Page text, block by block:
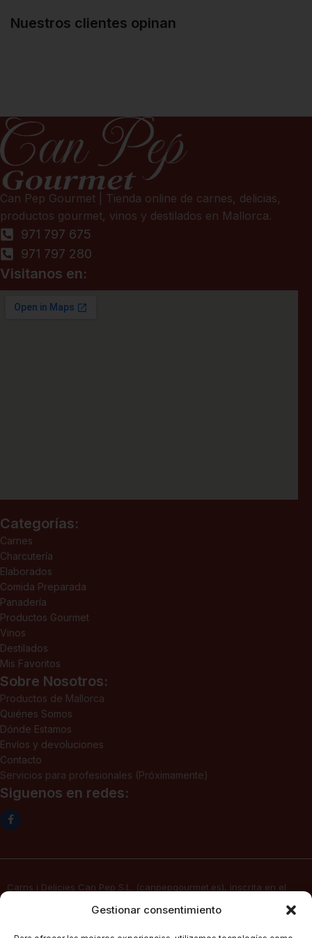
Gestionar consentimiento
Nuestros clientes opinan
Can Pep Gourmet | Tienda online de carnes, delicias,
productos gourmet, vinos y destilados en Mallorca.
971 797 675
971 797 280
Visitanos en:
Categorías:
Carnes
Charcutería
Elaborados
Comida Preparada
Panadería
Productos Gourmet
Vinos
Destilados
Mis Favoritos
Sobre Nosotros:
Productos de Mallorca
Quiénes Somos
Dónde Estamos
Envíos y devoluciones
Contacto
Servicios para profesionales (Próximamente)
Siguenos en redes:
Carns i Delicies Can Pep S.L. (canpepgourmet.es), inscrita en el
1ª, fecha 02/06/2025, con domicilio social en c/ Major Nº 115,